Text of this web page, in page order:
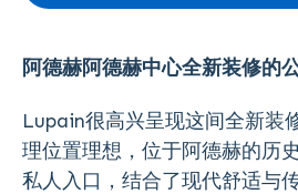
阿德赫阿德赫中心全新装修的
Lupain很高兴呈现这间全新装
理位置理想，位于阿德赫的历
私人入口，结合了现代舒适与传